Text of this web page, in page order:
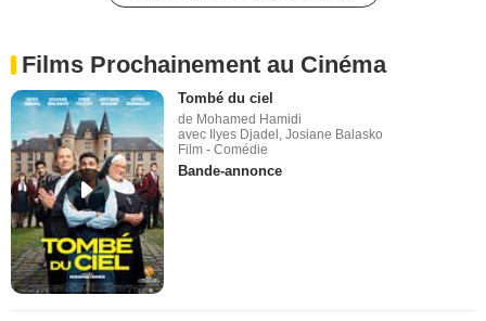
Films Prochainement au Cinéma
Tombé du ciel
de Mohamed Hamidi
avec Ilyes Djadel, Josiane Balasko
Film - Comédie
Bande-annonce